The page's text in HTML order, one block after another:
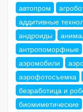
автопром
аддитивные
андроиды
антропоморфные
аэромобили
аэрофотосъемка
безработица и
биомиметические